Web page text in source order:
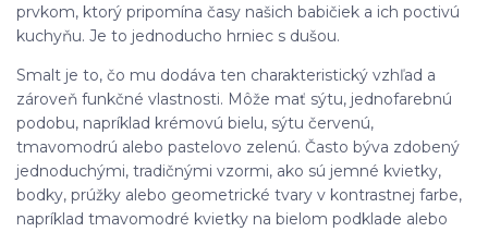
prvkom, ktorý pripomína časy našich babičiek a ich poctivú
kuchyňu. Je to jednoducho hrniec s dušou.
Smalt je to, čo mu dodáva ten charakteristický vzhľad a
zároveň funkčné vlastnosti. Môže mať sýtu, jednofarebnú
podobu, napríklad krémovú bielu, sýtu červenú,
tmavomodrú alebo pastelovo zelenú. Často býva zdobený
jednoduchými, tradičnými vzormi, ako sú jemné kvietky,
bodky, prúžky alebo geometrické tvary v kontrastnej farbe,
napríklad tmavomodré kvietky na bielom podklade alebo